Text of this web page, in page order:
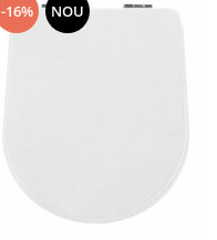
-16% NOU